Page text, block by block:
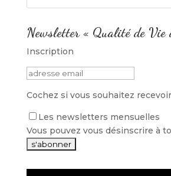
Newsletter « Qualité de Vie
Inscription
Cochez si vous souhaitez
Les newsletters mensuelles
Vous pouvez vous désinscrire à